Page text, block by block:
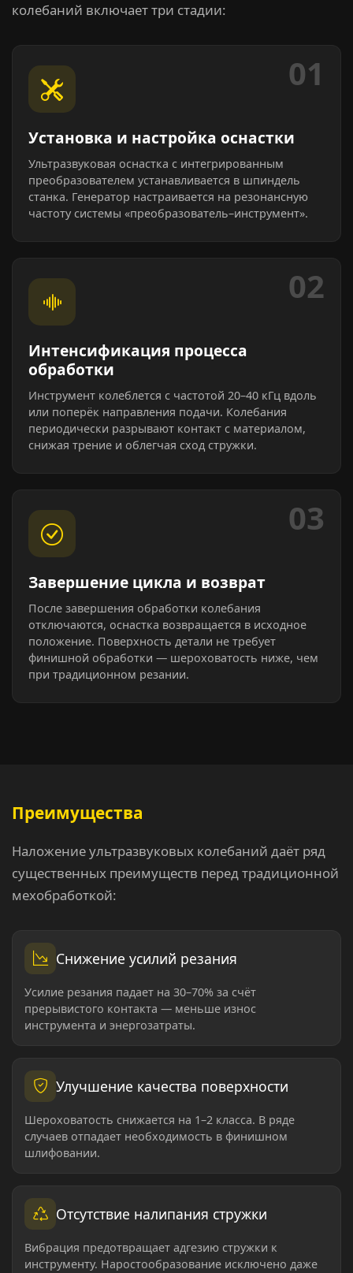
колебаний включает три стадии:
01
Установка и настройка оснастки
Ультразвуковая оснастка с интегрированным
преобразователем устанавливается в шпиндель
станка. Генератор настраивается на резонансную
частоту системы «преобразователь–инструмент».
02
Интенсификация процесса
обработки
Инструмент колеблется с частотой 20–40 кГц вдоль
или поперёк направления подачи. Колебания
периодически разрывают контакт с материалом,
снижая трение и облегчая сход стружки.
03
Завершение цикла и возврат
После завершения обработки колебания
отключаются, оснастка возвращается в исходное
положение. Поверхность детали не требует
финишной обработки — шероховатость ниже, чем
при традиционном резании.
Преимущества
Наложение ультразвуковых колебаний даёт ряд
существенных преимуществ перед традиционной
мехобработкой:
Снижение усилий резания
Усилие резания падает на 30–70% за счёт
прерывистого контакта — меньше износ
инструмента и энергозатраты.
Улучшение качества поверхности
Шероховатость снижается на 1–2 класса. В ряде
случаев отпадает необходимость в финишном
шлифовании.
Отсутствие налипания стружки
Вибрация предотвращает адгезию стружки к
инструменту. Наростообразование исключено даже